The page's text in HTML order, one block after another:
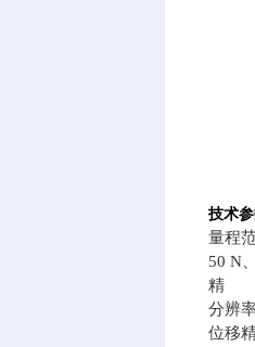
技术
量程
50 N
精
分辨
位移